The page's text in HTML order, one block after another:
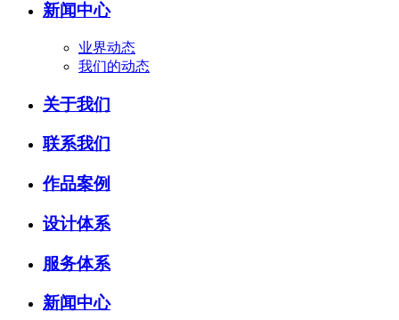
新闻中心
业界动态
我们的动态
关于我们
联系我们
作品案例
设计体系
服务体系
新闻中心